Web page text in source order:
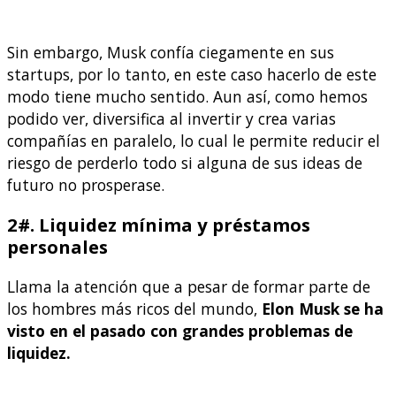
Sin embargo, Musk confía ciegamente en sus
startups, por lo tanto, en este caso hacerlo de este
modo tiene mucho sentido. Aun así, como hemos
podido ver, diversifica al invertir y crea varias
compañías en paralelo, lo cual le permite reducir el
riesgo de perderlo todo si alguna de sus ideas de
futuro no prosperase.
2#. Liquidez mínima y préstamos
personales
Llama la atención que a pesar de formar parte de
los hombres más ricos del mundo, Elon Musk se ha
visto en el pasado con grandes problemas de
liquidez.